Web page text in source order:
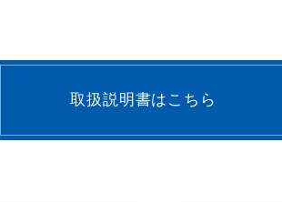
取扱説明書はこちら